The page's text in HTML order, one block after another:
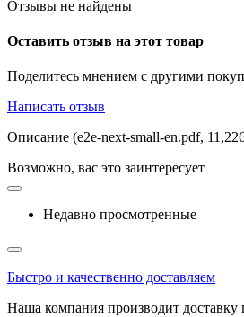
Отзывы не найдены
Оставить отзыв на этот товар
Поделитесь мнением с другими
Написать отзыв
Описание (e2e-next-small-en.pdf,
Возможно, вас это заинтересует
Недавно просмотренные
Быстро и качественно доставляем
Наша компания производит доставку